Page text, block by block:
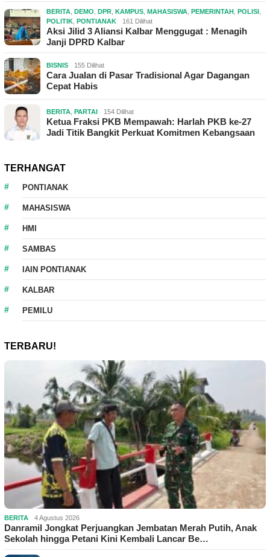
BERITA DEMO DPR KAMPUS MAHASISWA PEMERINTAH POLISI
POLITIK PONTIANAK 161 Dilihat
Aksi Jilid 3 Aliansi Kalbar Menggugat : Menagih
Janji DPRD Kalbar
BISNIS 155 Dilihat
Cara Jualan di Pasar Tradisional Agar Dagangan
Cepat Habis
BERITA PARTAI 154 Dilihat
Ketua Fraksi PKB Mempawah: Harlah PKB ke-27
Jadi Titik Bangkit Perkuat Komitmen Kebangsaan
TERHANGAT
PONTIANAK
MAHASISWA
HMI
SAMBAS
IAIN PONTIANAK
KALBAR
PEMILU
TERBARU!
BERITA 4 Agustus 2026
Danramil Jongkat Perjuangkan Jembatan Merah Putih, Anak
Sekolah hingga Petani Kini Kembali Lancar Be…